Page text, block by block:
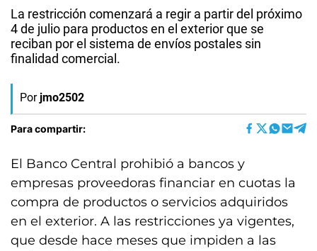
La restricción comenzará a regir a partir del próximo
4 de julio para productos en el exterior que se
reciban por el sistema de envíos postales sin
finalidad comercial.
Por jmo2502
Para compartir:
El Banco Central prohibió a bancos y
empresas proveedoras financiar en cuotas la
compra de productos o servicios adquiridos
en el exterior. A las restricciones ya vigentes,
que desde hace meses que impiden a las